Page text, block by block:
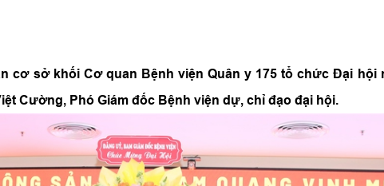
cơ sở khối Cơ quan Bệnh viện Quân y 175 tổ chức Đại hội
Cường, Phó Giám đốc Bệnh viện dự, chỉ đạo đại hội.